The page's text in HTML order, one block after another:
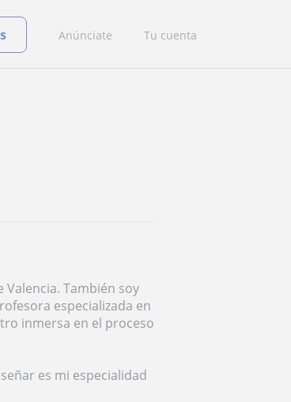
Anúnciate Tu cuenta
Valencia. También soy
especializada en
inmersa en el proceso
es mi especialidad